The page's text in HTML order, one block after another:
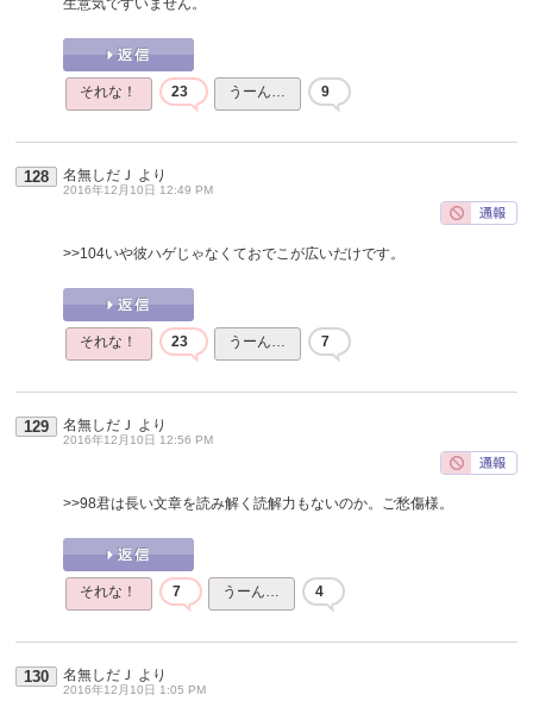
生意気ですいません。
それな！ 23 うーん… 9
128 名無しだＪ より
2016年12月10日 12:49 PM
>>104いや彼ハゲじゃなくておでこが広いだけです。
それな！ 23 うーん… 7
129 名無しだＪ より
2016年12月10日 12:56 PM
>>98君は長い文章を読み解く読解力もないのか。ご愁傷様。
それな！ 7 うーん… 4
130 名無しだＪ より
2016年12月10日 1:05 PM